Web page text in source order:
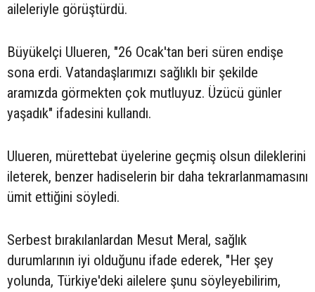
aileleriyle görüştürdü.
Büyükelçi Ulueren, "26 Ocak'tan beri süren endişe
sona erdi. Vatandaşlarımızı sağlıklı bir şekilde
aramızda görmekten çok mutluyuz. Üzücü günler
yaşadık" ifadesini kullandı.
Ulueren, mürettebat üyelerine geçmiş olsun dileklerini
ileterek, benzer hadiselerin bir daha tekrarlanmamasını
ümit ettiğini söyledi.
Serbest bırakılanlardan Mesut Meral, sağlık
durumlarının iyi olduğunu ifade ederek, "Her şey
yolunda, Türkiye'deki ailelere şunu söyleyebilirim,